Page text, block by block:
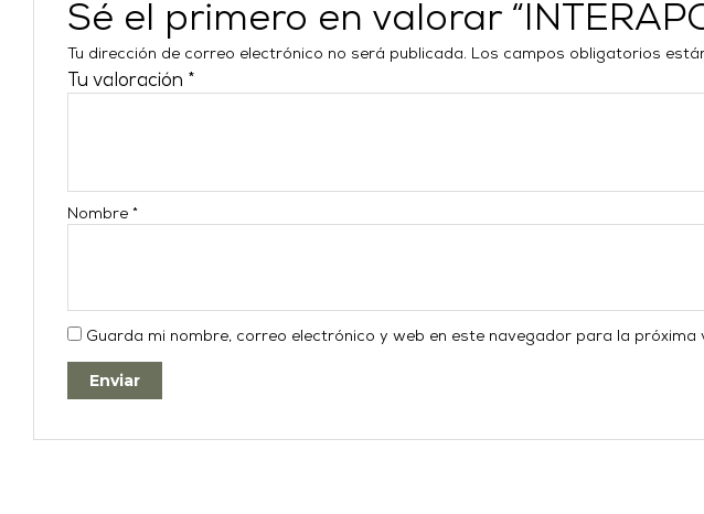
Sé el primero en valorar
Tu dirección de correo electrónico no será publicada. Los campos obligatorios
Tu valoración *
Nombre*
Guarda mi nombre, correo electrónico y web en este navegador para la próxima